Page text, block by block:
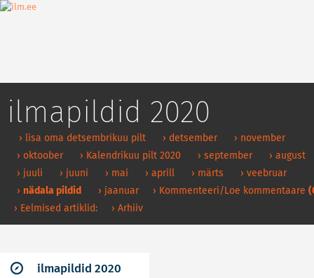
ilmapildid 2020
› lisa oma detsembrikuu pilt › detsember
› november
› oktoober
› Kalendrikuu pilt 2020 › september
› august
› juuli
› juuni › mai › aprill › märts
› veebruar
› nädala pildid › jaanuar › Kommenteeri/Loe kommentaare
› Eelmised artiklid:
› Arhiiv
ilmapildid 2020